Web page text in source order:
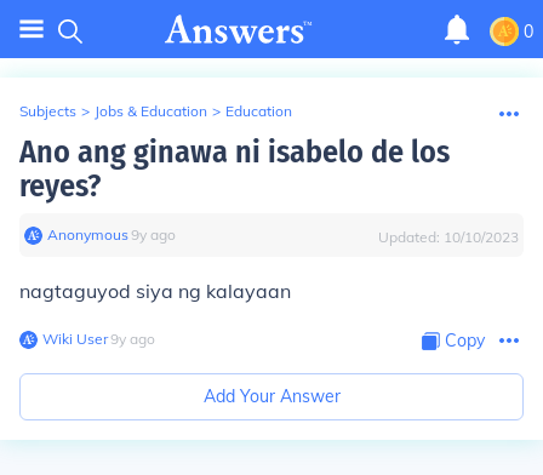
0
Subjects > Jobs & Education > Education
Ano ang ginawa ni isabelo de los
reyes?
Anonymous∙9y ago Updated: 10/10/2023
nagtaguyod siya ng kalayaan
Wiki User∙9y ago Copy
Add Your Answer